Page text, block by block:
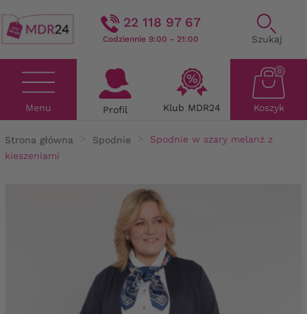
22 118 97 67
Codziennie 9:00 - 21:00 Szukaj
Menu Profil Klub MDR24 Koszyk
0
Strona główna Spodnie
Spodnie w szary melanż z
kieszeniami